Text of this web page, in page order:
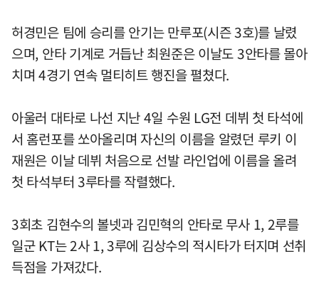
허경민은 팀에 승리를 안기는 만루포(시즌 3호)를 날렸
으며, 안타 기계로 거듭난 최원준은 이날도 3안타를 몰아
치며 4경기 연속 멀티히트 행진을 펼쳤다.
아울러 대타로 나선 지난 4일 수원 LG전 데뷔 첫 타석에
서 홈런포를 쏘아올리며 자신의 이름을 알렸던 루키 이
재원은 이날 데뷔 처음으로 선발 라인업에 이름을 올려
첫 타석부터 3루타를 작렬했다.
3회초 김현수의 볼넷과 김민혁의 안타로 무사 1, 2루를
일군 KT는 2사 1, 3루에 김상수의 적시타가 터지며 선취
득점을 가져갔다.